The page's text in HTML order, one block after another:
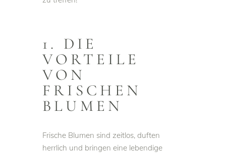
1. DIE
VORTEILE
VON
FRISCHEN
BLUMEN
Frische Blumen sind zeitlos, duften
herrlich und bringen eine lebendige